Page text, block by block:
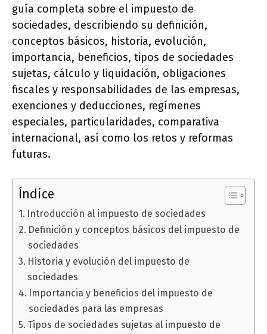
guía completa sobre el impuesto de
sociedades, describiendo su definición,
conceptos básicos, historia, evolución,
importancia, beneficios, tipos de sociedades
sujetas, cálculo y liquidación, obligaciones
fiscales y responsabilidades de las empresas,
exenciones y deducciones, regímenes
especiales, particularidades, comparativa
internacional, así como los retos y reformas
futuras.
Índice
Introducción al impuesto de sociedades
Definición y conceptos básicos del impuesto de
sociedades
Historia y evolución del impuesto de
sociedades
Importancia y beneficios del impuesto de
sociedades para las empresas
Tipos de sociedades sujetas al impuesto de